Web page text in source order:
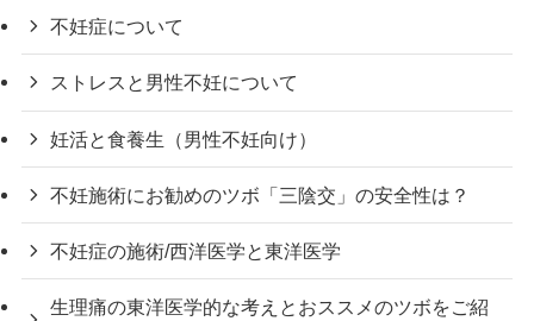
不妊症について
ストレスと男性不妊について
妊活と食養生（男性不妊向け）
不妊施術にお勧めのツボ「三陰交」の安全性は？
不妊症の施術/西洋医学と東洋医学
生理痛の東洋医学的な考えとおススメのツボをご紹